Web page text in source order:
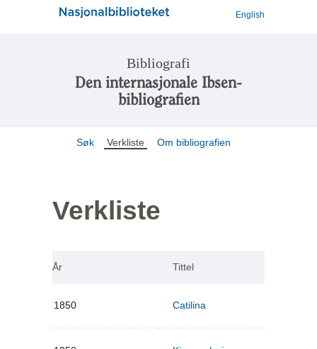
English
Bibliografi
Den internasjonale Ibsen-
bibliografien
Søk Verkliste Om bibliografien
Verkliste
År Tittel
1850 Catilina